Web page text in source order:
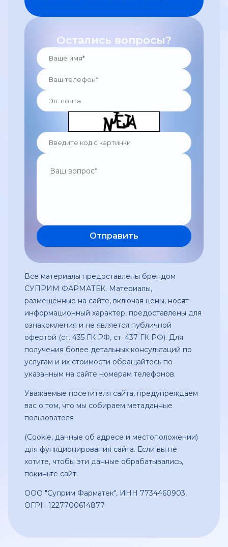
Остались вопросы?
Все материалы предоставлены брендом
СУПРИМ ФАРМАТЕК. Материалы,
размещённые на сайте, включая цены, носят
информационный характер, предоставлены для
ознакомления и не является публичной
офертой (ст. 435 ГК РФ, ст. 437 ГК РФ). Для
получения более детальных консультаций по
услугам и их стоимости обращайтесь по
указанным на сайте номерам телефонов.
Уважаемые посетителя сайта, предупреждаем
вас о том, что мы собираем метаданные
пользователя
(Сookie, данные об адресе и местоположении)
для функционирования сайта. Если вы не
хотите, чтобы эти данные обрабатывались,
покиньте сайт.
ООО "Суприм Фарматек", ИНН 7734460903,
ОГРН 1227700614877